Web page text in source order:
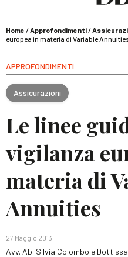
Pignoramento presso
Home /Approfondimenti/
europea in materia di Variable
APPROFONDIMENTI
Assicurazioni
Le linee
vigilanza
materia di
Annuities
27 Maggio 2013
Avv. Ab. Silvia Colombo e